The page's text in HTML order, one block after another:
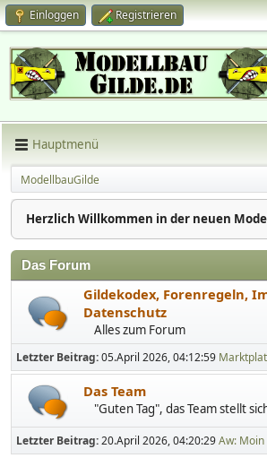
Einloggen Registrieren
Hauptmenü
ModellbauGilde
Herzlich Willkommen in der neuen
Das Forum
Gildekodex, Forenregeln,
Datenschutz
Alles zum Forum
Letzter Beitrag:05.April 2026, 04:12:59
Das Team
"Guten Tag", das Team stellt
Letzter Beitrag:20.April 2026, 04:20:29Aw: